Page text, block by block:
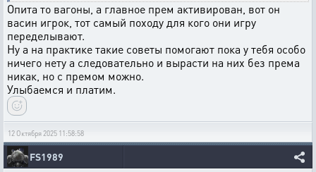
Опита то вагоны, а главное прем активирован, вот он
васин игрок, тот самый походу для кого они игру
переделывают.
Ну а на практике такие советы помогают пока у тебя особо
ничего нету а следовательно и вырасти на них без према
никак, но с премом можно.
Улыбаемся и платим.
12 Октября 2025 11:58:58
FS1989